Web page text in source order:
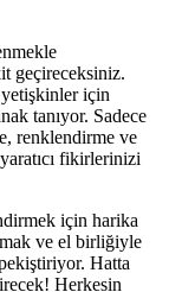
geçireceksiniz.
için
tanıyor. Sadece
renklendirme ve
fikirlerinizi
için harika
ve el birliğiyle
Hatta
Herkesin